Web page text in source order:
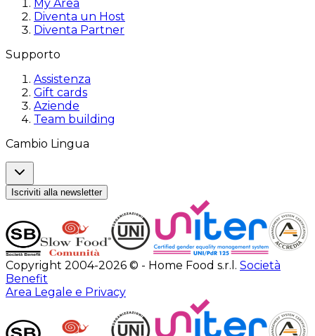
My Area
Diventa un Host
Diventa Partner
Supporto
Assistenza
Gift cards
Aziende
Team building
Cambio Lingua
Iscriviti alla newsletter
Copyright 2004-2026 © - Home Food s.r.l. Società
Benefit
Area Legale e Privacy